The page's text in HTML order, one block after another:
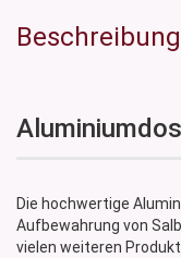
Beschreibung
Die hochwertige
Aufbewahrung von
vielen weiteren